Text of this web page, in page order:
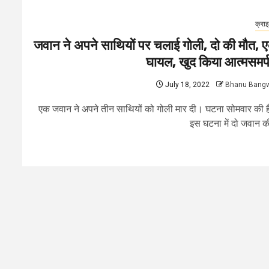
जवान ने अपने साथियों पर चलाई गोली, दो की मौत,
घायल, खुद किया
July 18, 2022 Bhanu
एक जवान ने अपने तीन साथियों को गोली मार दी। घटना सोमवार की
इस घटना में दो जवान